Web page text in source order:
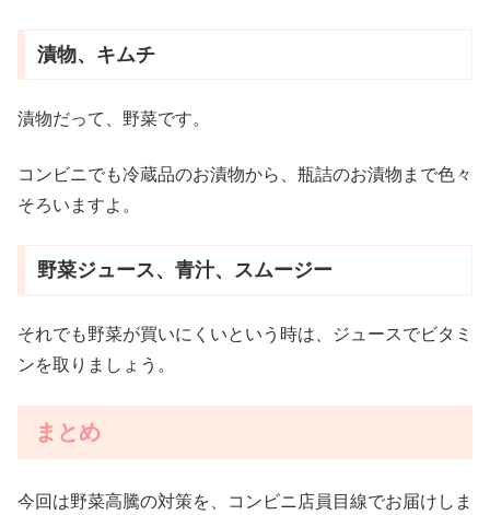
漬物、キムチ
漬物だって、野菜です。
コンビニでも冷蔵品のお漬物から、瓶詰のお漬物まで色々
そろいますよ。
野菜ジュース、青汁、スムージー
それでも野菜が買いにくいという時は、ジュースでビタミ
ンを取りましょう。
まとめ
今回は野菜高騰の対策を、コンビニ店員目線でお届けしま